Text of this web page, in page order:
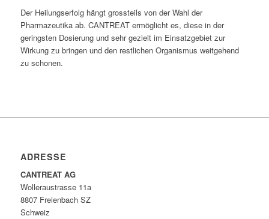
Der Heilungserfolg hängt grossteils von der Wahl der
Pharmazeutika ab. CANTREAT ermöglicht es, diese in der
geringsten Dosierung und sehr gezielt im Einsatzgebiet zur
Wirkung zu bringen und den restlichen Organismus weitgehend
zu schonen.
ADRESSE
CANTREAT AG
Wolleraustrasse 11a
8807 Freienbach SZ
Schweiz